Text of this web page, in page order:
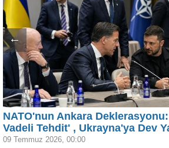
←
NATO'nun Ankara
Vadeli Tehdit' , Ukrayna'ya Dev
09 Temmuz 2026, 00:00